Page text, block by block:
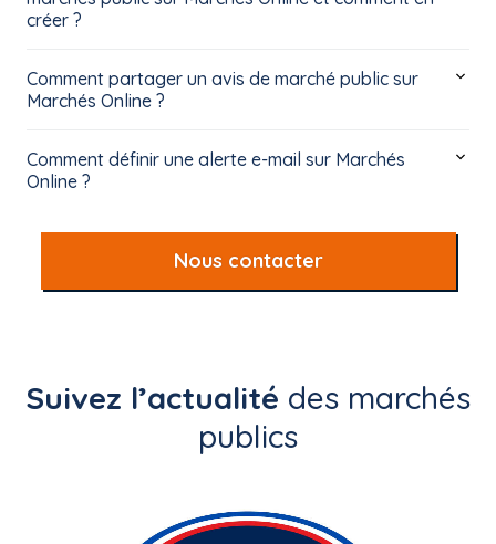
créer ?
Comment partager un avis de marché public sur
Marchés Online ?
Comment définir une alerte e-mail sur Marchés
Online ?
Nous contacter
Suivez l’actualité des marchés
publics